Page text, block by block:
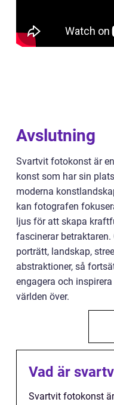
Avslutning
Svartvit fotokonst är
konst som har sin
moderna
kan fotografen
ljus för att skapa
fascinerar
porträtt, landskap,
abstraktioner, så
engagera och
världen över.
Vad är
Svartvit fotokonst